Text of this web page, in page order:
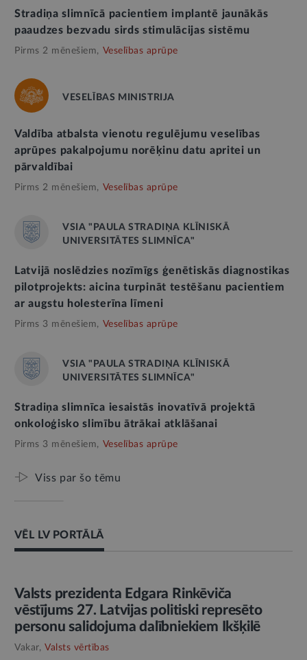
Stradiņa slimnīcā pacientiem implantē jaunākās
paaudzes bezvadu sirds stimulācijas sistēmu
Pirms 2 mēnešiem, Veselības aprūpe
VESELĪBAS MINISTRIJA
Valdība atbalsta vienotu regulējumu veselības
aprūpes pakalpojumu norēķinu datu apritei un
pārvaldībai
Pirms 2 mēnešiem, Veselības aprūpe
VSIA "PAULA STRADIŅA KLĪNISKĀ
UNIVERSITĀTES SLIMNĪCA"
Latvijā noslēdzies nozīmīgs ģenētiskās diagnostikas
pilotprojekts: aicina turpināt testēšanu pacientiem
ar augstu holesterīna līmeni
Pirms 3 mēnešiem, Veselības aprūpe
VSIA "PAULA STRADIŅA KLĪNISKĀ
UNIVERSITĀTES SLIMNĪCA"
Stradiņa slimnīca iesaistās inovatīvā projektā
onkoloģisko slimību ātrākai atklāšanai
Pirms 3 mēnešiem, Veselības aprūpe
Viss par šo tēmu
VĒL LV PORTĀLĀ
AMATPERSONAS RUNA
Valsts prezidenta Edgara Rinkēviča
vēstījums 27. Latvijas politiski represēto
personu salidojuma dalībniekiem Ikšķilē
Vakar, Valsts vērtības